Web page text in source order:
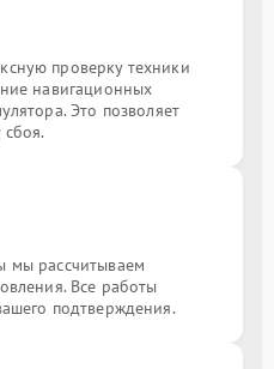
проверку техники
навигационных
Это позволяет
мы рассчитываем
Все работы
подтверждения.